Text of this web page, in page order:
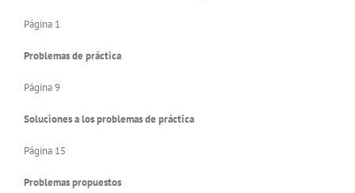
Página 1
Problemas de práctica
Página 9
Soluciones a los problemas de práctica
Página 15
Problemas propuestos